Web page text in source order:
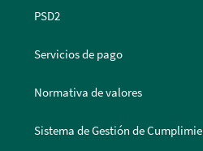
PSD2
Servicios de pago
Normativa de valores
Sistema de Gestión de